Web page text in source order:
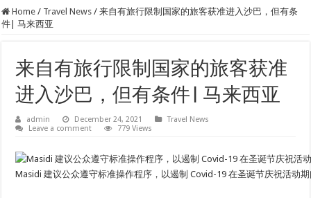
Home / Travel News / 来自有旅行限制国家的旅客获准进入沙巴，但有条
件| 马来西亚
来自有旅行限制国家的旅客获准
进入沙巴，但有条件| 马来西亚
admin December 24, 2021
Travel News
Leave a comment
779 Views
Masidi 建议公众遵守标准操作程序，以遏制 Covid-19 在圣诞节庆祝活动